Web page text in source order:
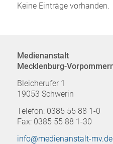
Keine Einträge vorhanden.
Medienanstalt
Mecklenburg-
Bleicherufer 1
19053 Schwerin
Telefon: 0385 55 88 1-0
Fax: 0385 55 88 1-30
info@medienanstalt-mv.de